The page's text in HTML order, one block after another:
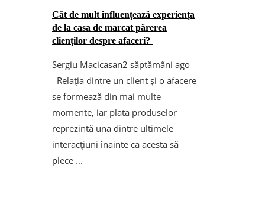
Cât de mult influențează experiența
de la casa de marcat părerea
clienților despre afaceri?
Sergiu Macicasan2 săptămâni ago
Relația dintre un client și o afacere
se formează din mai multe
momente, iar plata produselor
reprezintă una dintre ultimele
interacțiuni înainte ca acesta să
plece ...